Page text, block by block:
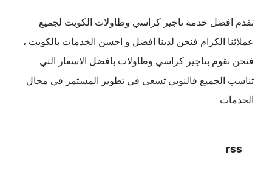
تقدم افضل خدمة تاجير كراسي وطاولات الكويت لجميع
عملائنا الكرام فنحن لدينا افضل و احسن الخدمات بالكويت ،
فنحن نقوم بتاجير كراسي وطاولات بافضل الاسعار التي
تناسب الجميع فالنوبي تسعي في تطوير المستمر في مجال
الخدمات
rss